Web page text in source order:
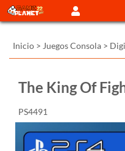
Inicio > Juegos Consola >
The King Of
PS4491